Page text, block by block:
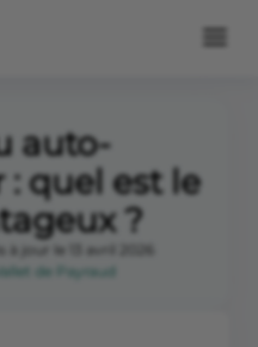
auto-
quel est le
?
à jour le 13 avril 2026
de Payraud